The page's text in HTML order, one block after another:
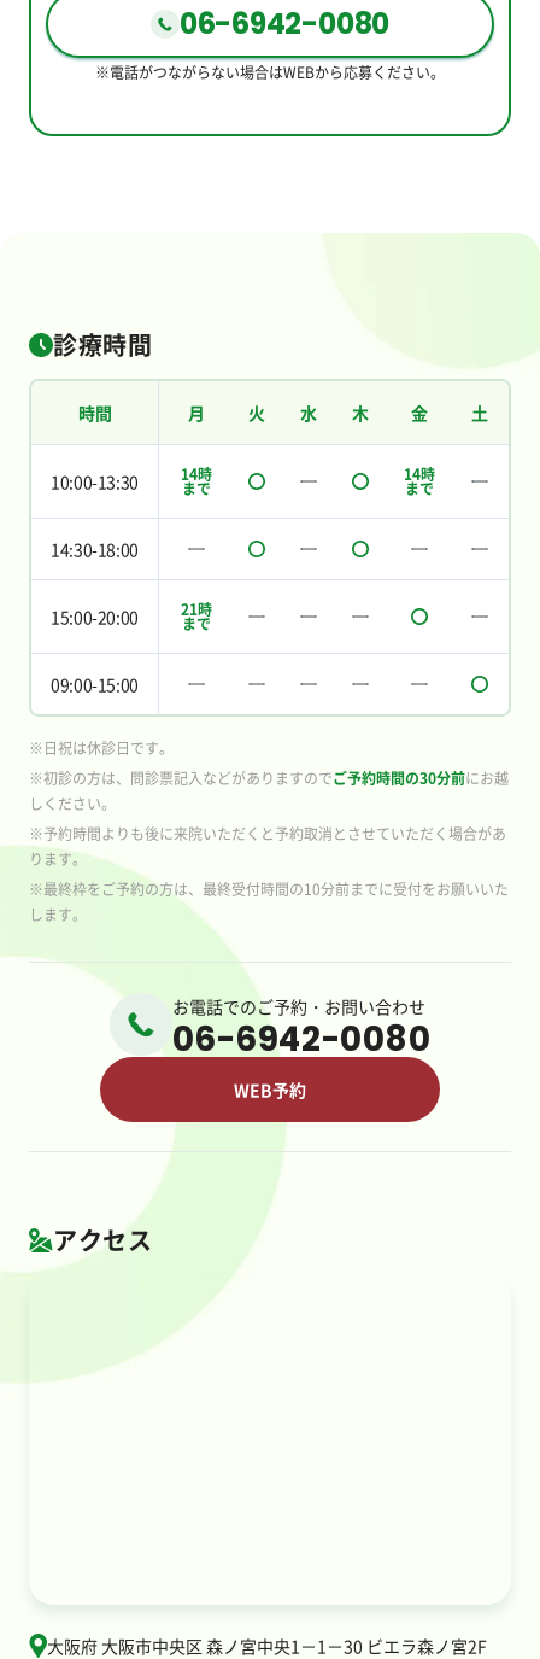
06-6942-0080
※電話がつながらない場合はWEBから応募ください。
診療時間
時間 月 火 水 木 金 土
10:00-13:30 14時
まで
14時
まで
14:30-18:00
15:00-20:00 21時
まで
09:00-15:00
※日祝は休診日です。
※初診の方は、問診票記入などがありますのでご予約時間の30分前にお越
しください。
※予約時間よりも後に来院いただくと予約取消とさせていただく場合があ
ります。
※最終枠をご予約の方は、最終受付時間の10分前までに受付をお願いいた
します。
お電話でのご予約・お問い合わせ
06-6942-0080
WEB予約
アクセス
大阪府 大阪市中央区 森ノ宮中央1－1－30 ビエラ森ノ宮2F